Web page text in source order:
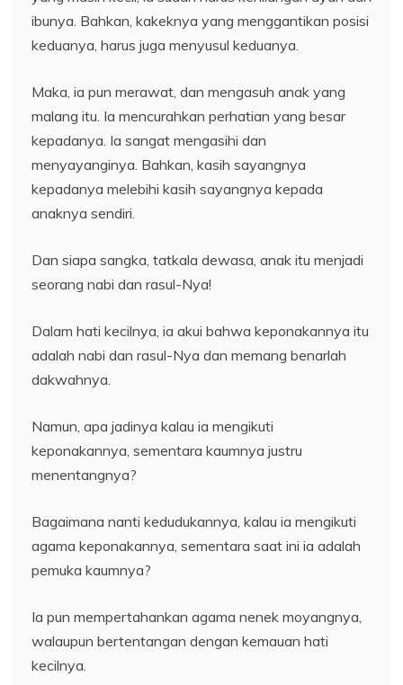
ibunya. Bahkan, kakeknya yang menggantikan posisi
keduanya, harus juga menyusul keduanya.
Maka, ia pun merawat, dan mengasuh anak yang
malang itu. Ia mencurahkan perhatian yang besar
kepadanya. Ia sangat mengasihi dan
menyayanginya. Bahkan, kasih sayangnya
kepadanya melebihi kasih sayangnya kepada
anaknya sendiri.
Dan siapa sangka, tatkala dewasa, anak itu menjadi
seorang nabi dan rasul-Nya!
Dalam hati kecilnya, ia akui bahwa keponakannya itu
adalah nabi dan rasul-Nya dan memang benarlah
dakwahnya.
Namun, apa jadinya kalau ia mengikuti
keponakannya, sementara kaumnya justru
menentangnya?
Bagaimana nanti kedudukannya, kalau ia mengikuti
agama keponakannya, sementara saat ini ia adalah
pemuka kaumnya?
Ia pun mempertahankan agama nenek moyangnya,
walaupun bertentangan dengan kemauan hati
kecilnya.